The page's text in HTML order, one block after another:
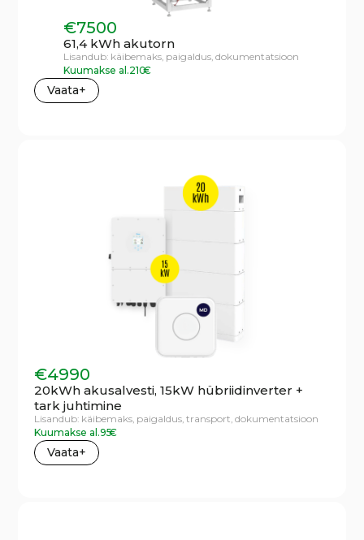
€7500
61,4 kWh akutorn
Lisandub: käibemaks, paigaldus, dokumentatsioon
Kuumakse al.210€
Vaata+
€4990
20kWh akusalvesti, 15kW hübriidinverter +
tark juhtimine
Lisandub: käibemaks, paigaldus, transport, dokumentatsioon
Kuumakse al.95€
Vaata+